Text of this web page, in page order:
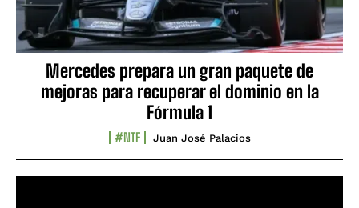
Mercedes prepara un gran paquete de
mejoras para recuperar el dominio en la
Fórmula 1
#NTF Juan José Palacios